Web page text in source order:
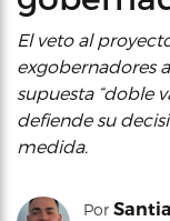
El veto al
exgobernadores
supuesta “doble
defiende su
medida.
Por